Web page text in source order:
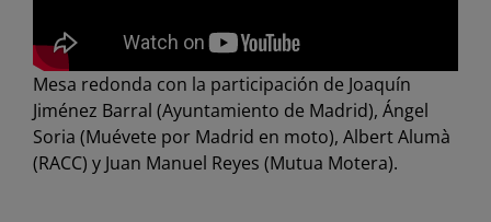
Mesa redonda con la participación de Joaquín
Jiménez Barral (Ayuntamiento de Madrid), Ángel
Soria (Muévete por Madrid en moto), Albert Alumà
(RACC) y Juan Manuel Reyes (Mutua Motera).